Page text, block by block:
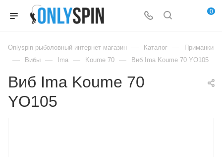
0
Onlyspin рыболовный интернет магазин — Каталог — Приманки
— Вибы — Ima — Koume 70 — Виб Ima Koume 70 YO105
Виб Ima Koume 70
YO105